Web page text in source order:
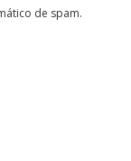
de spam.